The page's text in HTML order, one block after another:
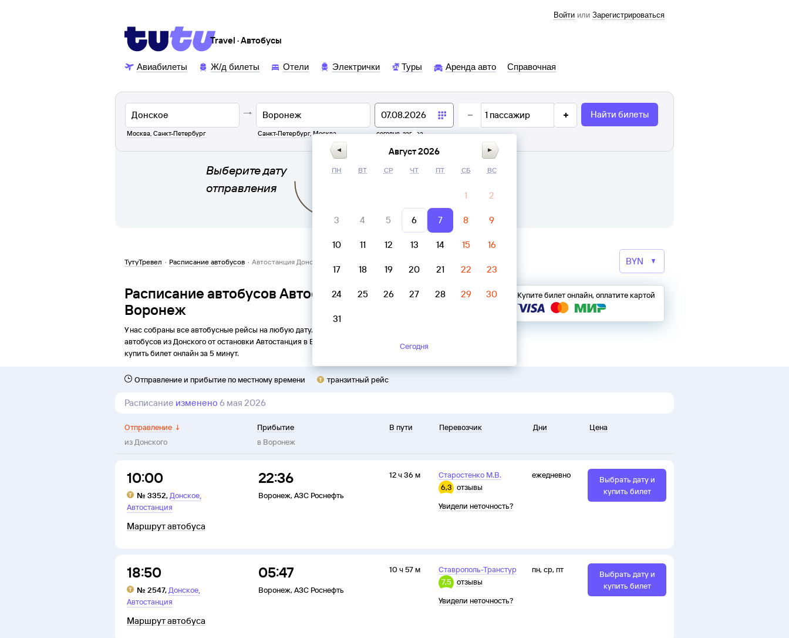
Войти или Зарегистрироваться
Travel · Автобусы
Авиабилеты Ж/д билеты Отели Электрички Туры Аренда авто Справочная
Москва, Санкт-Петербург Санкт-Петербург, Москва сегодня, завтра
1 пассажир Найти билеты
Выберите дату
отправления
ТутуТревел · Расписание автобусов · Автостанция Донское → Воронеж
Расписание автобусов Автостанция Донское →
Воронеж
У нас собраны все автобусные рейсы на любую дату. Вы можете узнать точное расписание
автобусов из Донскогоотостановки Автостанция в Воронеж
купить билет онлайн за 5 минут.
Купите билет онлайн, оплатите картой
Отправление и прибытие по местному времени транзитный рейс
Расписание изменено 6 мая 2026
Отправление ↓
из Донского
Прибытие
в Воронеж
В пути Перевозчик Дни Цена
10:00
№ 3352, Донское,
Автостанция
22:36
Воронеж, АЗС Роснефть
12 ч 36 м
Старостенко М.В.
6,3 отзывы
Увидели неточность?
ежедневно
Маршрут автобуса
Выбрать дату и
купить билет
18:50
№ 2547, Донское,
Автостанция
05:47
Воронеж, АЗС Роснефть
10 ч 57 м
Ставрополь-Транстур
7,5
отзывы
Увидели неточность?
пн, ср, пт
Маршрут автобуса
Выбрать дату и
купить билет
Август 2026
ПН ВТ СР ЧТ ПТ СБ ВС
1 2
3 4 5 6 7 8 9
10 11 12 13 14 15 16
17 18 19 20 21 22 23
24 25 26 27 28 29 30
31
Сегодня